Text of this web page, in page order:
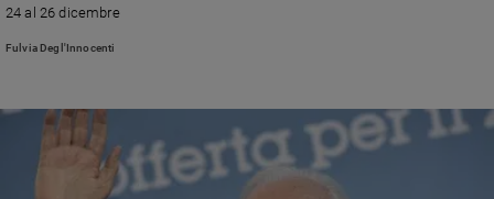
24 al 26 dicembre
Fulvia Degl'Innocenti